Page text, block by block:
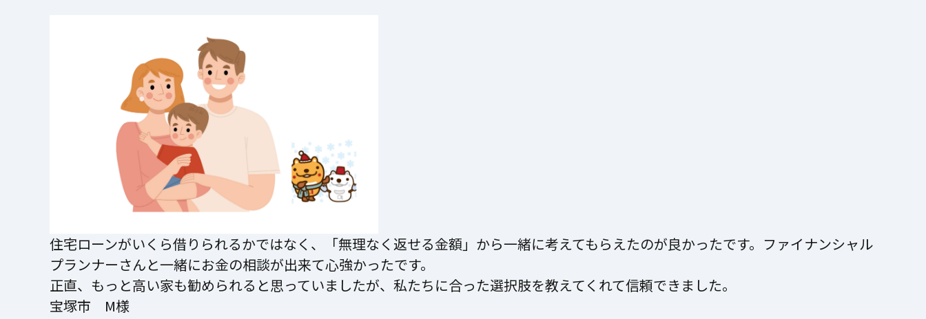
住宅ローンがいくら借りられるかではなく、「無理なく返せる金額」から一緒に考えてもらえたのが良かったです。ファイナンシャル
プランナーさんと一緒にお金の相談が出来て心強かったです。
正直、もっと高い家も勧められると思っていましたが、私たちに合った選択肢を教えてくれて信頼できました。
宝塚市 M様